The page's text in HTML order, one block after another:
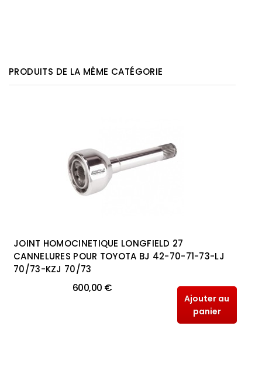
PRODUITS DE LA MÊME CATÉGORIE
JOINT HOMOCINETIQUE LONGFIELD 27
CANNELURES POUR TOYOTA BJ 42-70-71-73-LJ
70/73-KZJ 70/73
600,00 €
Ajouter au
panier